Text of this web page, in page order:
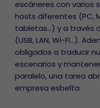
escáneres con varios
hosts diferentes (PC,
tabletas…) y a través
(USB, LAN, Wi-Fi…).
obligados a traducir
escenarios y
paralelo, una tarea
empresa esbelta.